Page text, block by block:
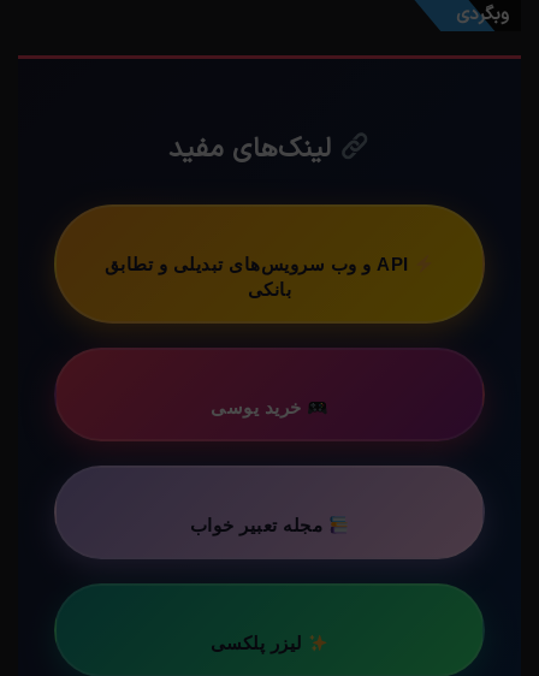
وبگردی
لینک‌های مفید
API و وب سرویس‌های تبدیلی و تطابق
بانکی
خرید یوسی
مجله تعبیر خواب
لیزر پلکسی